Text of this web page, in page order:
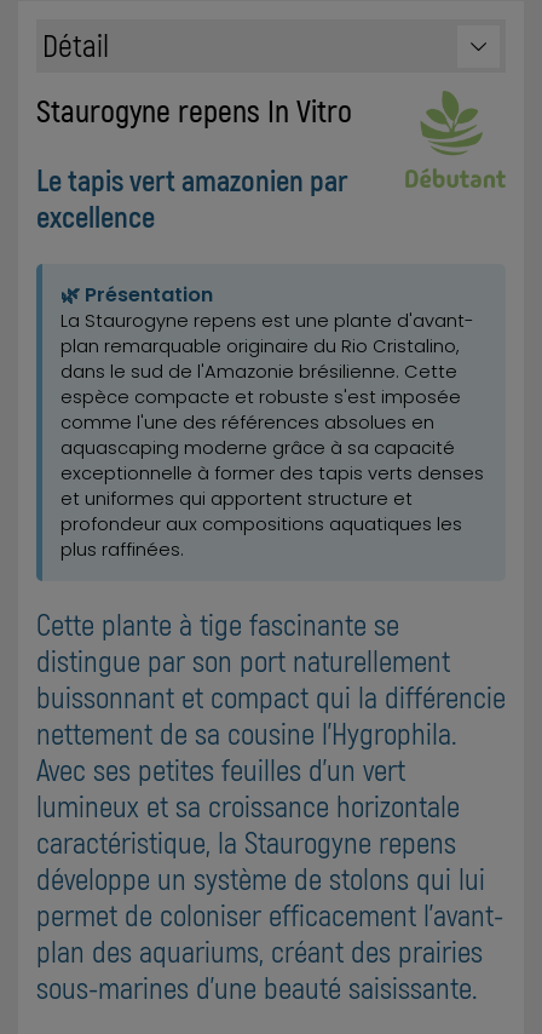
Détail
Staurogyne repens In Vitro
Le tapis vert amazonien par
excellence
🌿 Présentation
La Staurogyne repens est une plante d'avant-
plan remarquable originaire du Rio Cristalino,
dans le sud de l'Amazonie brésilienne. Cette
espèce compacte et robuste s'est imposée
comme l'une des références absolues en
aquascaping moderne grâce à sa capacité
exceptionnelle à former des tapis verts denses
et uniformes qui apportent structure et
profondeur aux compositions aquatiques les
plus raffinées.
Cette plante à tige fascinante se
distingue par son port naturellement
buissonnant et compact qui la différencie
nettement de sa cousine l'Hygrophila.
Avec ses petites feuilles d'un vert
lumineux et sa croissance horizontale
caractéristique, la Staurogyne repens
développe un système de stolons qui lui
permet de coloniser efficacement l'avant-
plan des aquariums, créant des prairies
sous-marines d'une beauté saisissante.